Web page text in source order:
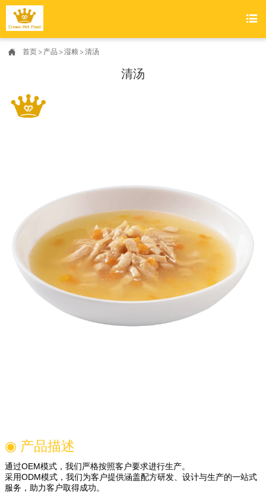

 首页 > 产品 >湿粮 >清汤
清汤
◉ 产品描述
通过OEM模式，我们严格按照客户要求进行生产。
采用ODM模式，我们为客户提供涵盖配方研发、设计与生产的一站式
服务，助力客户取得成功。